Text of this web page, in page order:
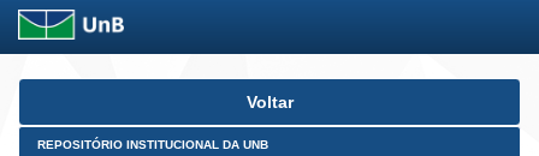
Skip
Voltar
REPOSITÓRIO INSTITUCIONAL DA UNB